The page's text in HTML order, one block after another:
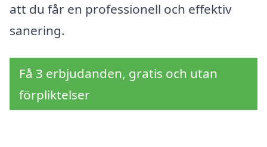
att du får en professionell och effektiv
sanering.
Få 3 erbjudanden, gratis och utan
förpliktelser